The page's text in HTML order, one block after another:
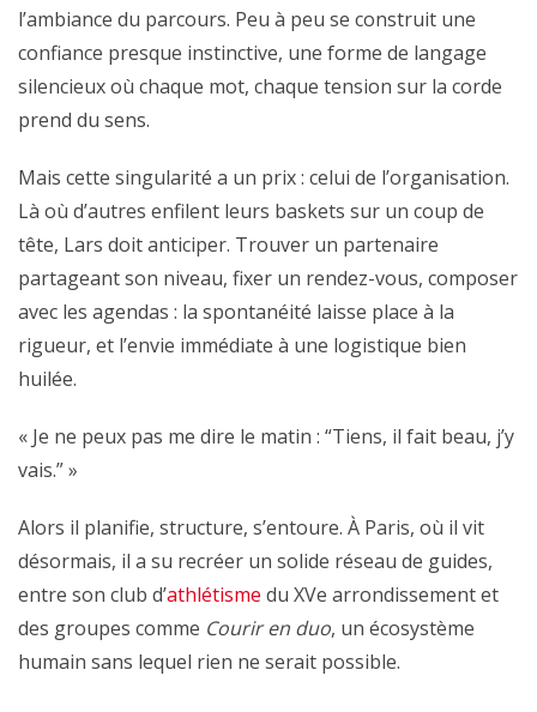
l’ambiance du parcours. Peu à peu se construit une
confiance presque instinctive, une forme de langage
silencieux où chaque mot, chaque tension sur la corde
prend du sens.
Mais cette singularité a un prix : celui de l’organisation.
Là où d’autres enfilent leurs baskets sur un coup de
tête, Lars doit anticiper. Trouver un partenaire
partageant son niveau, fixer un rendez-vous, composer
avec les agendas : la spontanéité laisse place à la
rigueur, et l’envie immédiate à une logistique bien
huilée.
« Je ne peux pas me dire le matin : “Tiens, il fait beau, j’y
vais.” »
Alors il planifie, structure, s’entoure. À Paris, où il vit
désormais, il a su recréer un solide réseau de guides,
entre son club d’athlétisme du XVe arrondissement et
des groupes comme Courir en duo, un écosystème
humain sans lequel rien ne serait possible.